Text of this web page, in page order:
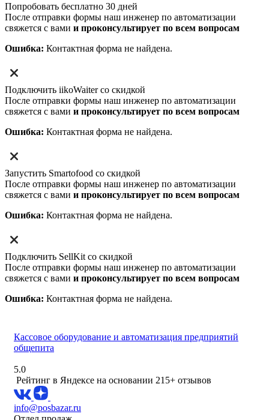
Попробовать бесплатно 30 дней
После отправки формы наш инженер по автоматизации
свяжется с вами и проконсультирует по всем вопросам
Ошибка: Контактная форма не найдена.
Подключить iikoWaiter со скидкой
После отправки формы наш инженер по автоматизации
свяжется с вами и проконсультирует по всем вопросам
Ошибка: Контактная форма не найдена.
Запустить Smartofood со скидкой
После отправки формы наш инженер по автоматизации
свяжется с вами и проконсультирует по всем вопросам
Ошибка: Контактная форма не найдена.
Подключить SellKit со скидкой
После отправки формы наш инженер по автоматизации
свяжется с вами и проконсультирует по всем вопросам
Ошибка: Контактная форма не найдена.
Кассовое оборудование и автоматизация предприятий
общепита
5.0
Рейтинг в Яндексе на основании 215+ отзывов
info@posbazar.ru